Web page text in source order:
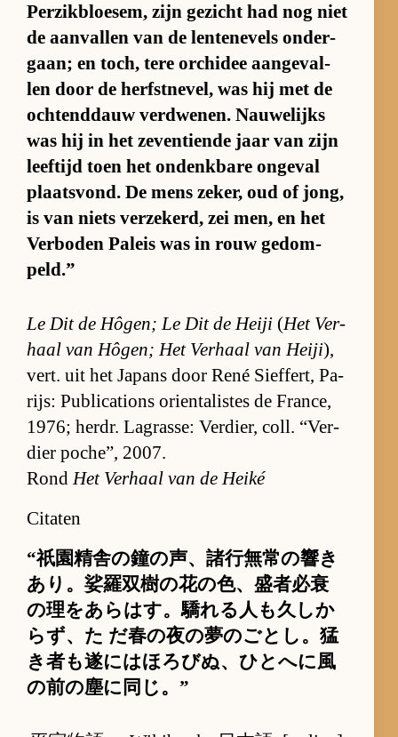
Per­zik­bloe­sem, zijn ge­zicht had nog niet
de aan­val­len van de len­tene­vels on­der­
gaan; en toch, tere or­chi­dee aan­ge­val­
len door de herfst­ne­vel, was hij met de
och­tend­dauw ver­dwe­nen. Nau­we­lijks
was hij in het ze­ven­tiende jaar van zijn
leef­tijd toen het on­denk­bare on­ge­val
plaats­vond. De mens ze­ker, oud of jong,
is van niets ver­ze­kerd, zei men, en het
Ver­bo­den Pa­leis was in rouw ge­dom­
peld.”
Le Dit de Hô­gen; Le Dit de Heiji (Het Ver­
haal van Hô­gen; Het Ver­haal van Heiji),
vert. uit het Ja­pans door René Sief­fert, Pa­
rijs: Pu­bli­ca­ti­ons orien­ta­lis­tes de Fran­ce,
1976; her­dr. La­gras­se: Ver­dier, coll. “Ver­
dier po­che”, 2007.
Rond Het Verhaal van de Heiké
Citaten
“祇園精舎の鐘の声、諸行無常の響き
あり。娑羅双樹の花の色、盛者必衰
の理をあらはす。驕れる人も久しか
らず、た だ春の夜の夢のごとし。猛
き者も遂にはほろびぬ、ひとへに風
の前の塵に同じ。”